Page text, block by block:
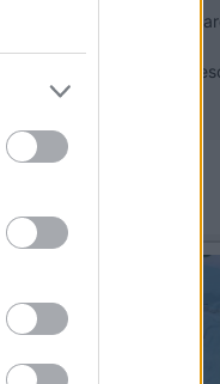
la capacità di
mai che dimentichi